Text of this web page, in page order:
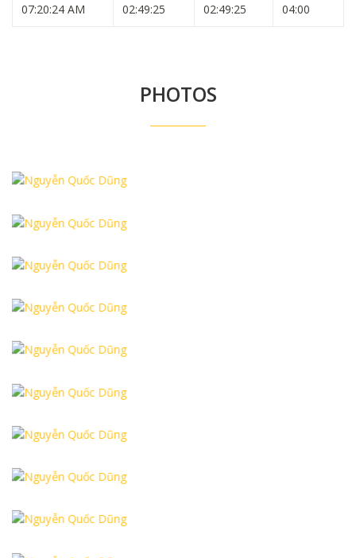
07:20:24 AM 02:49:25 02:49:25 04:00
PHOTOS